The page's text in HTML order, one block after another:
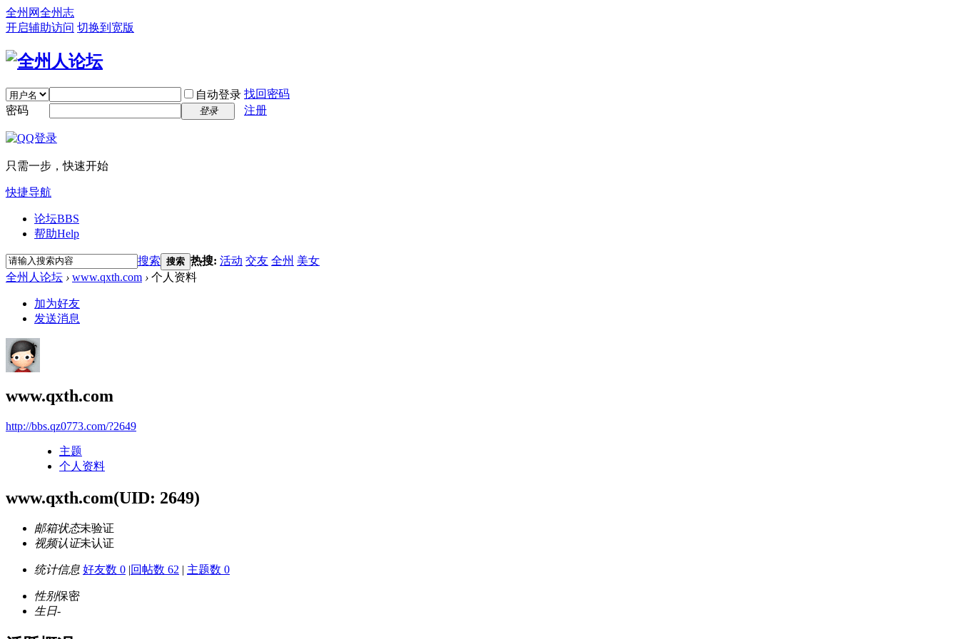
全州网全州志
开启辅助访问 切换到宽版
自动登录 找回密码
密码
登录 注册
只需一步，快速开始
快捷导航
论坛BBS
帮助Help
搜索 搜索 热搜: 活动 交友 全州 美女
全州人论坛 › www.qxth.com › 个人资料
加为好友
发送消息
www.qxth.com
http://bbs.qz0773.com/?2649
主题
个人资料
www.qxth.com(UID: 2649)
邮箱状态未验证
视频认证未认证
统计信息 好友数 0 |回帖数 62 | 主题数 0
性别保密
生日-